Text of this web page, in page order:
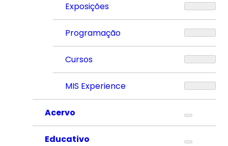
Exposições
Programação
Cursos
MIS Experience
Acervo
Educativo